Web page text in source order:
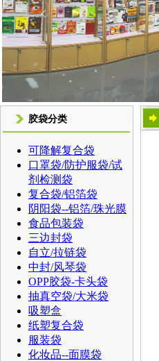
胶袋分类
可降解复合袋
口罩袋/防护服袋/试
剂检测袋
复合袋/铝箔袋
阴阳袋--铝箔/珠光膜
食品包装袋
三边封袋
自立/拉链袋
中封/风琴袋
OPP胶袋-卡头袋
抽真空袋/大米袋
吸塑盒
纸塑复合袋
服装袋
化妆品--面膜袋